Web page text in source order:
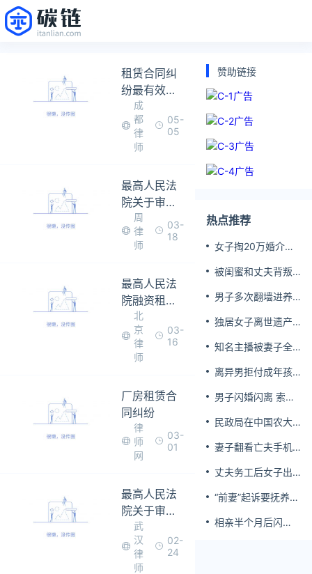
租赁合同纠
纷最有效的
处理
成
都
律
师
05-
05
最高人民法
院关于审理
融资租赁合
同纠纷案件
适用法律问
求意见稿)
周
律
师
03-
18
最高人民法
院融资租赁
合同纠纷司
法解释（征
求意见
北
京
律
师
03-
16
厂房租赁合
同纠纷
律
师
网
03-
01
最高人民法
院关于审理
城镇房屋租
赁合同纠纷
案件具体应
武
汉
律
师
02-
24
赞助链接
热点推荐
女子掏20万婚介费
被闺蜜和丈夫背叛
男子多次翻墙进养
独居女子离世遗产
知名主播被妻子全
后反被对簿公堂
离异男拒付成年孩
男子闪婚闪离 索还
民政局在中国农大
妻子翻看亡夫手机
婚外情，双方互相
丈夫务工后女子出
“前妻”起诉要抚养
非他亲生！男子起
相亲半个月后闪